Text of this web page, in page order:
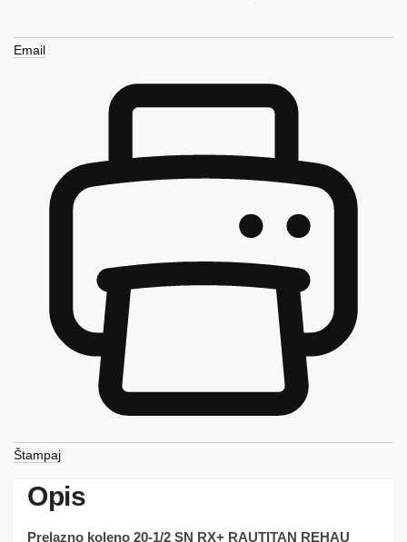
Email
Štampaj
Opis
Prelazno koleno 20-1/2 SN RX+ RAUTITAN REHAU